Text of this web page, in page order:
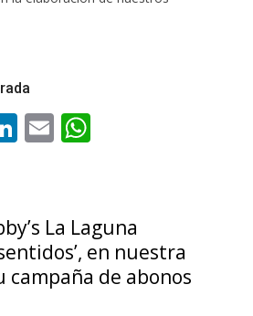
La Laguna
en nuestra
campaña de abonos